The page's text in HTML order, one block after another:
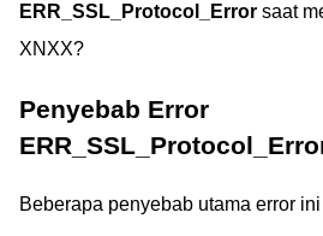
ERR_SSL_Protocol_Error saat
XNXX?
Penyebab Error
Beberapa penyebab utama error